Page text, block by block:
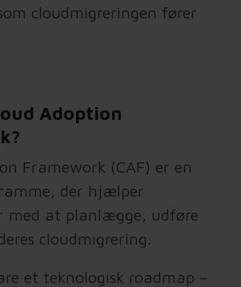
cloudmigreringen fører
Adoption
Framework (CAF) er en
der hjælper
med at planlægge, udføre
cloudmigrering.
et teknologisk roadmap –